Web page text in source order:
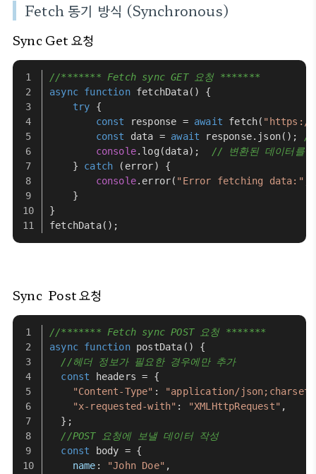
Fetch 동기 방식 (Synchronous)
Sync Get 요청
//******* Fetch sync GET 요청 *******
async function fetchData( ) {
try {
const
response = await fetch( "https://
const
data = await response. json(); //
console. log(data); // 변환된 데이터를
    }
catch (error) {
console. error( "Error fetching data:"
    }
}
fetchData();
Sync Post 요청
//******* Fetch sync POST 요청 *******
async function postData ( ) {
//헤더 정보가 필요한 경우에만 추가
const headers = {
"Content-Type" :
"application/
"x-requested-with" : "XMLHttpRequest" ,
  };
//POST 요청에 보낼 데이터 작성
const body = {
name : "John Doe" ,